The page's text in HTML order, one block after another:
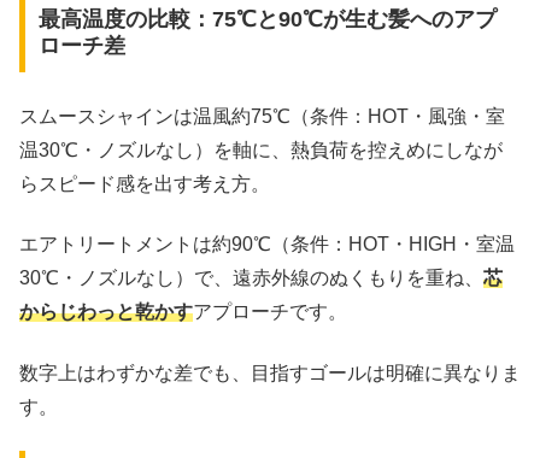
最高温度の比較：75℃と90℃が生む髪へのアプ
ローチ差
スムースシャインは温風約75℃（条件：HOT・風強・室
温30℃・ノズルなし）を軸に、熱負荷を控えめにしなが
らスピード感を出す考え方。
エアトリートメントは約90℃（条件：HOT・HIGH・室温
30℃・ノズルなし）で、遠赤外線のぬくもりを重ね、 芯
からじわっと乾かすアプローチです。
数字上はわずかな差でも、目指すゴールは明確に異なりま
す。